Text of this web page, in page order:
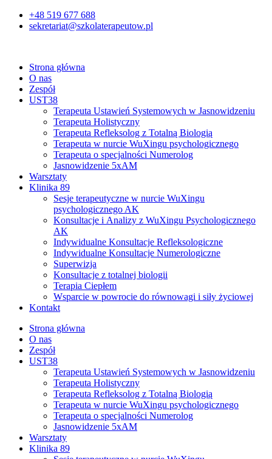
Przejdź+48 519 677 688
sekretariat@szkolaterapeutow.pl
Strona główna
O nas
Zespół
UST38
Terapeuta Ustawień Systemowych w Jasnowidzeniu
Terapeuta Holistyczny
Terapeuta Refleksolog z Totalną Biologią
Terapeuta w nurcie WuXingu psychologicznego
Terapeuta o specjalności Numerolog
Jasnowidzenie 5xAM
Warsztaty
Klinika 89
Sesje terapeutyczne w nurcie WuXingu
psychologicznego AK
Konsultacje i Analizy z WuXingu Psychologicznego
AK
Indywidualne Konsultacje Refleksologiczne
Indywidualne Konsultacje Numerologiczne
Superwizja
Konsultacje z totalnej biologii
Terapia Ciepłem
Wsparcie w powrocie do równowagi i siły życiowej
Kontakt
Strona główna
O nas
Zespół
UST38
Terapeuta Ustawień Systemowych w Jasnowidzeniu
Terapeuta Holistyczny
Terapeuta Refleksolog z Totalną Biologią
Terapeuta w nurcie WuXingu psychologicznego
Terapeuta o specjalności Numerolog
Jasnowidzenie 5xAM
Warsztaty
Klinika 89